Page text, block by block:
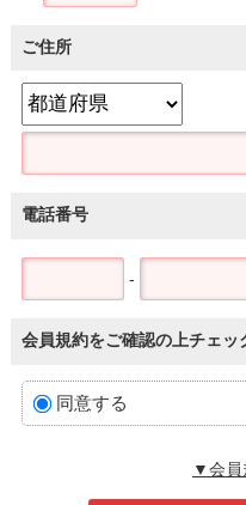
ご住所
電話番号
-
会員規約をご確認の上チェッ
同意する
▼会員